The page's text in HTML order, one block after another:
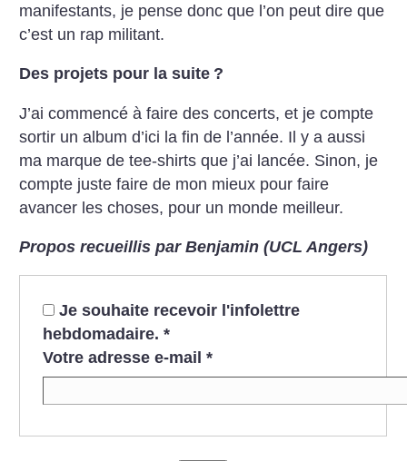
manifestants, je pense donc que l’on peut dire que
c’est un rap militant.
Des projets pour la suite ?
J’ai commencé à faire des concerts, et je compte
sortir un album d’ici la fin de l’année. Il y a aussi
ma marque de tee-shirts que j’ai lancée. Sinon, je
compte juste faire de mon mieux pour faire
avancer les choses, pour un monde meilleur.
Propos recueillis par Benjamin (UCL Angers)
Je souhaite recevoir l'infolettre
hebdomadaire. *
Votre adresse e-mail *